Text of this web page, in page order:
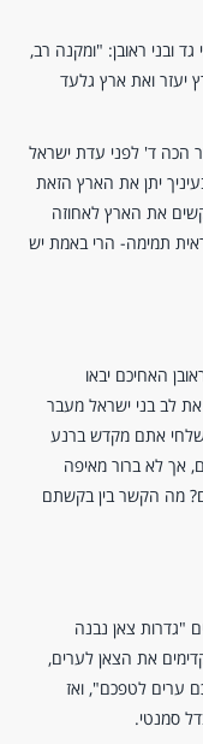
ובני ראובן: "ומקנה רב,
יעזר ואת ארץ גלעד
הכה ד' לפני עדת ישראל
יתן את הארץ הזאת
את הארץ לאחוזה
תמימה- הרי באמת יש
האחיכם יבאו
לב בני ישראל מעבר
אתם מקדש ברנע
אך לא ברור מאיפה
מה הקשר בין בקשתם
"גדרות צאן נבנה
את הצאן לערים,
ערים לטפכם", ואז
סמנטי.